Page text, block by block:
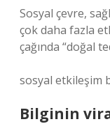
Sosyal çevre,
çok daha fazla
çağında “doğal
sosyal etkileşim
Bilginin